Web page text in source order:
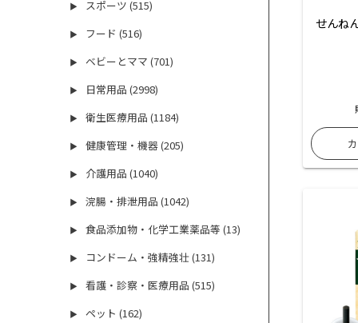
▶ スポーツ (515)
▶ フード (516)
▶ ベビーとママ (701)
▶ 日常用品 (2998)
▶ 衛生医療用品 (1184)
▶ 健康管理・機器 (205)
▶ 介護用品 (1040)
▶ 浣腸・排泄用品 (1042)
▶ 食品添加物・化学工業薬品等 (13)
▶ コンドーム・強精強壮 (131)
▶ 看護・診察・医療用品 (515)
▶ ペット (162)
せんね